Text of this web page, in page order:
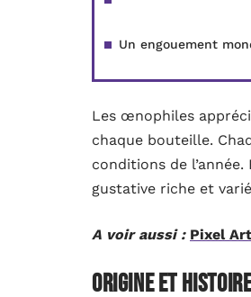
Un engouement
Les œnophiles
chaque bouteille.
conditions de
gustative riche et
A voir aussi : Pixel
Origine et